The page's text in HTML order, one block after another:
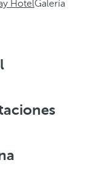
HotelGalería